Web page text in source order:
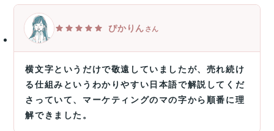
ぴかりん さん
横文字というだけで敬遠していましたが、売れ続け
る仕組みというわかりやすい日本語で解説してくだ
さっていて、マーケティングのマの字から順番に理
解できました。